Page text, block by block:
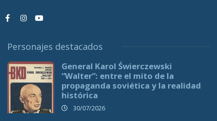
Personajes destacados
General Karol Świerczewski
“Walter”: entre el mito de la
propaganda soviética y la realidad
histórica
30/07/2026